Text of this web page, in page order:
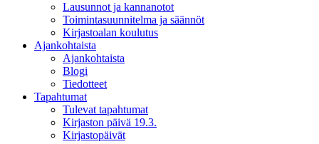
Lausunnot ja kannanotot
Toimintasuunnitelma ja säännöt
Kirjastoalan koulutus
Ajankohtaista
Ajankohtaista
Blogi
Tiedotteet
Tapahtumat
Tulevat tapahtumat
Kirjaston päivä 19.3.
Kirjastopäivät